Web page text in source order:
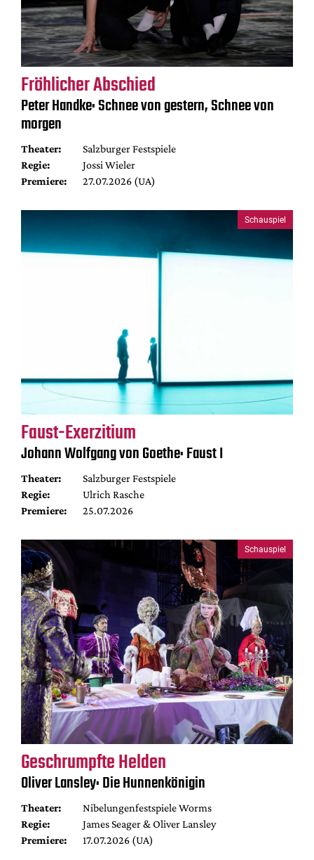
Fröhlicher Abschied
Peter Handke: Schnee von gestern, Schnee von
morgen
Theater:
Salzburger Festspiele
Regie:
Jossi Wieler
Premiere:
27.07.2026 (UA)
Schauspiel
Faust-Exerzitium
Johann Wolfgang von Goethe: Faust I
Theater:
Salzburger Festspiele
Regie:
Ulrich Rasche
Premiere:
25.07.2026
Schauspiel
Geschrumpfte Helden
Oliver Lansley: Die Hunnenkönigin
Theater:
Nibelungenfestspiele Worms
Regie:
James Seager & Oliver Lansley
Premiere:
17.07.2026 (UA)